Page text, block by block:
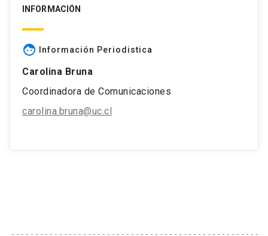
INFORMACIÓN
face Información Periodistica
Carolina Bruna
Coordinadora de Comunicaciones
carolina.bruna@uc.cl